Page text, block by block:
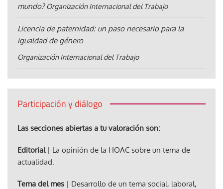
mundo? Organización Internacional del Trabajo
Licencia de paternidad: un paso necesario para la
igualdad de género
Organización Internacional del Trabajo
Participación y diálogo
Las secciones abiertas a tu valoración son:
Editorial| La opinión de la HOAC sobre un tema de
actualidad.
Tema del mes | Desarrollo de un tema social, laboral,